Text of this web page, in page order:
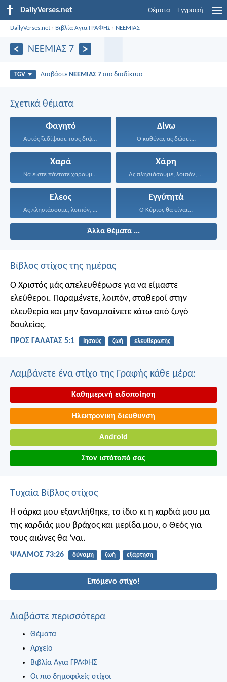
DailyVerses.net Θέματα Εγγραφή
DailyVerses.net › Βιβλία Αγια ΓΡΑΦΗΣ › ΝΕΕΜΙΑΣ
ΝΕΕΜΙΑΣ 7
TGV Διαβάστε ΝΕΕΜΙΑΣ 7 στο διαδίκτυο
Σχετικά θέματα
Φαγητό
Αυτός ξεδίψασε τους διψασμένους...
Δίνω
Ο καθένας ας δώσει...
Χαρά
Να είστε πάντοτε χαρούμενοι...
Χάρη
Ας πλησιάσουμε, λοιπόν, με...
Ελεος
Ας πλησιάσουμε, λοιπόν, με...
Εγγύτητά
Ο Κύριος θα είναι...
Άλλα θέματα ...
Βίβλος στίχος της ημέρας
Ο Χριστός μάς απελευθέρωσε για να είμαστε
ελεύθεροι. Παραμένετε, λοιπόν, σταθεροί στην
ελευθερία και μην ξαναμπαίνετε κάτω από ζυγό
δουλείας.
ΠΡΟΣ ΓΑΛΑΤΑΣ 5:1 Ιησούς ζωή ελευθερωτής
Λαμβάνετε ένα στίχο της Γραφής κάθε μέρα:
Καθημερινή ειδοποίηση
Ηλεκτρονικη διευθυνση
Android
Στον ιστότοπό σας
Τυχαία Βίβλος στίχος
Η σάρκα μου εξαντλήθηκε, το ίδιο κι η καρδιά μου μα
της καρδιάς μου βράχος και μερίδα μου, ο Θεός για
τους αιώνες θα ’ναι.
ΨΑΛΜΌΣ 73:26 δύναμη ζωή εξάρτηση
Επόμενο στίχο!
Διαβάστε περισσότερα
Θέματα
Αρχείο
Βιβλία Αγια ΓΡΑΦΗΣ
Οι πιο δημοφιλείς στίχοι